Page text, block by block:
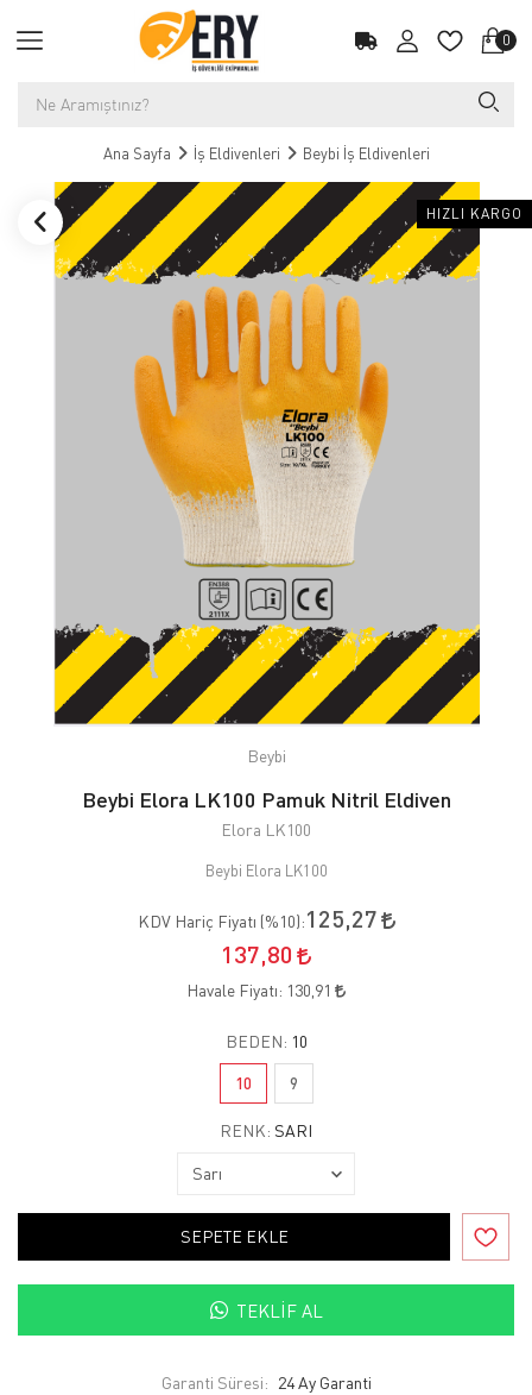
0
Ana Sayfa İş Eldivenleri Beybi İş Eldivenleri
HIZLI KARGO
Beybi
Beybi Elora LK100 Pamuk Nitril Eldiven
Elora LK100
Beybi Elora LK100
KDV Hariç Fiyatı (%10):125,27
137,80
Havale Fiyatı: 130,91
BEDEN: 10
10 9
RENK: SARI
SEPETE EKLE
TEKLIF AL
Garanti Süresi: 24 Ay Garanti